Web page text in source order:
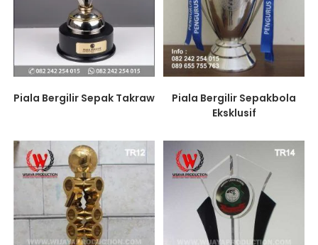
Piala Bergilir Sepak Takraw
Piala Bergilir Sepakbola
Eksklusif